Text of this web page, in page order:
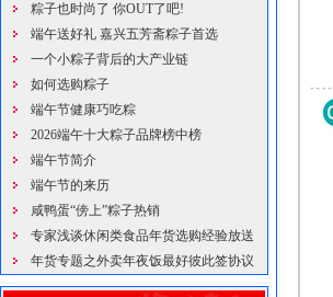
粽子也时尚了 你OUT了吧!
端午送好礼 嘉兴五芳斋粽子首选
一个小粽子背后的大产业链
如何选购粽子
端午节健康巧吃粽
2026端午十大粽子品牌榜中榜
端午节简介
端午节的来历
咸鸭蛋“傍上”粽子热销
专家浅谈休闲类食品年货选购经验放送
年货专题之外卖年夜饭最好彼此签协议